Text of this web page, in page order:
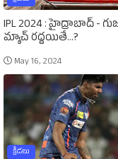
IPL 2024 : హైద్రాబాద్‌ -
మ్యాచ్‌ రద్దయితే...?
May 16, 2024
క్రీడలు